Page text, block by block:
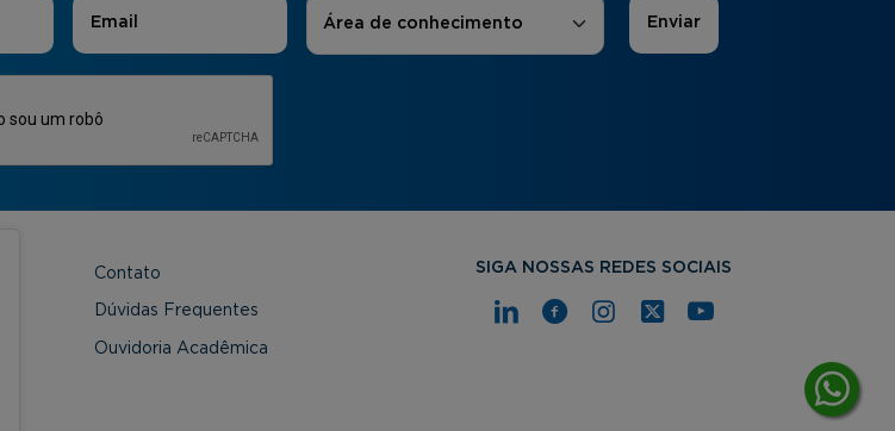
E-mail Áreas de Interesse
Área de conhecimento
Contato
Dúvidas Frequentes
Ouvidoria Acadêmica
SIGA NOSSAS REDES SOCIAIS